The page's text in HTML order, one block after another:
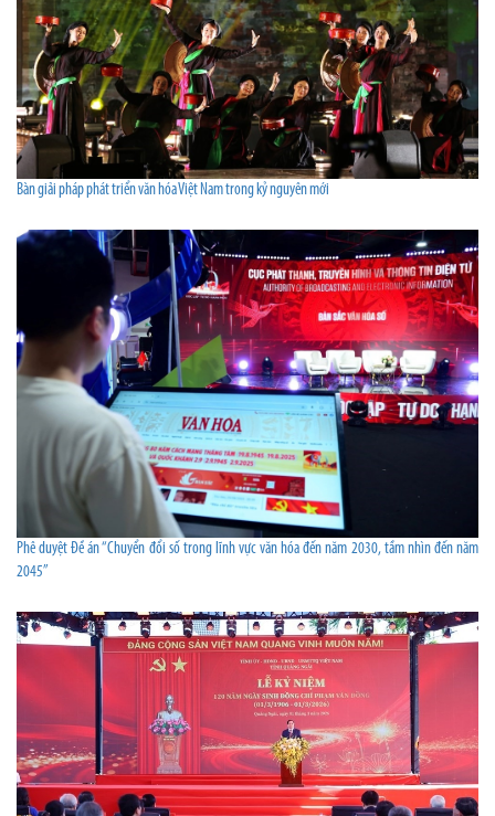
Bàn giải pháp phát triển văn hóa Việt Nam trong kỷ nguyên mới
Phê duyệt Đề án “Chuyển đổi số trong lĩnh vực văn hóa đến năm 2030, tầm nhìn đến năm
2045”